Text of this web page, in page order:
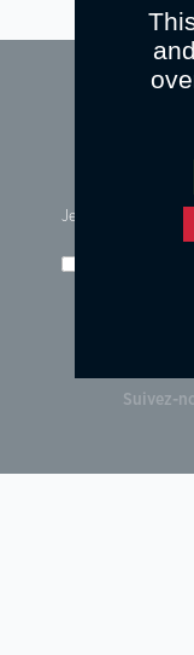
©
Je m'inscris à la
Suivez-